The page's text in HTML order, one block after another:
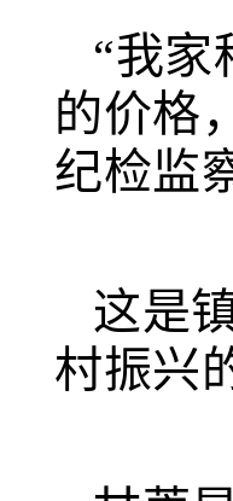
“我家
的价格
纪检监
这是
村振兴